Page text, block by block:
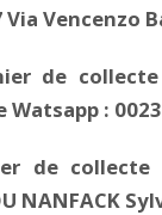
Via Vencenzo
de collecte
Watsapp :
de collecte
NANFACK